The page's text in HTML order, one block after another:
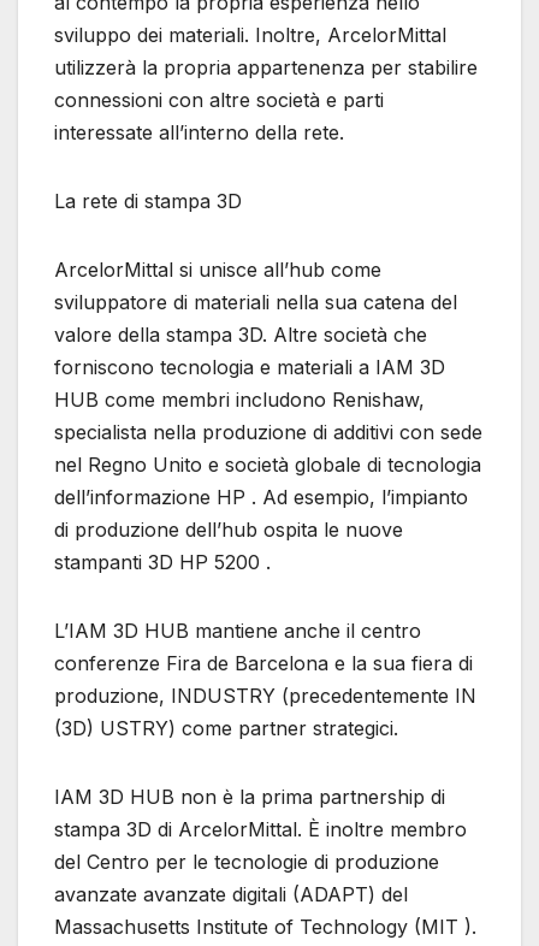
sviluppo dei materiali. Inoltre, ArcelorMittal
utilizzerà la propria appartenenza per stabilire
connessioni con altre società e parti
interessate all’interno della rete.
La rete di stampa 3D
ArcelorMittal si unisce all’hub come
sviluppatore di materiali nella sua catena del
valore della stampa 3D. Altre società che
forniscono tecnologia e materiali a IAM 3D
HUB come membri includono Renishaw,
specialista nella produzione di additivi con sede
nel Regno Unito e società globale di tecnologia
dell’informazione HP . Ad esempio, l’impianto
di produzione dell’hub ospita le nuove
stampanti 3D HP 5200 .
L’IAM 3D HUB mantiene anche il centro
conferenze Fira de Barcelona e la sua fiera di
produzione, INDUSTRY (precedentemente IN
(3D) USTRY) come partner strategici.
IAM 3D HUB non è la prima partnership di
stampa 3D di ArcelorMittal. È inoltre membro
del Centro per le tecnologie di produzione
avanzate avanzate digitali (ADAPT) del
Massachusetts Institute of Technology (MIT ).